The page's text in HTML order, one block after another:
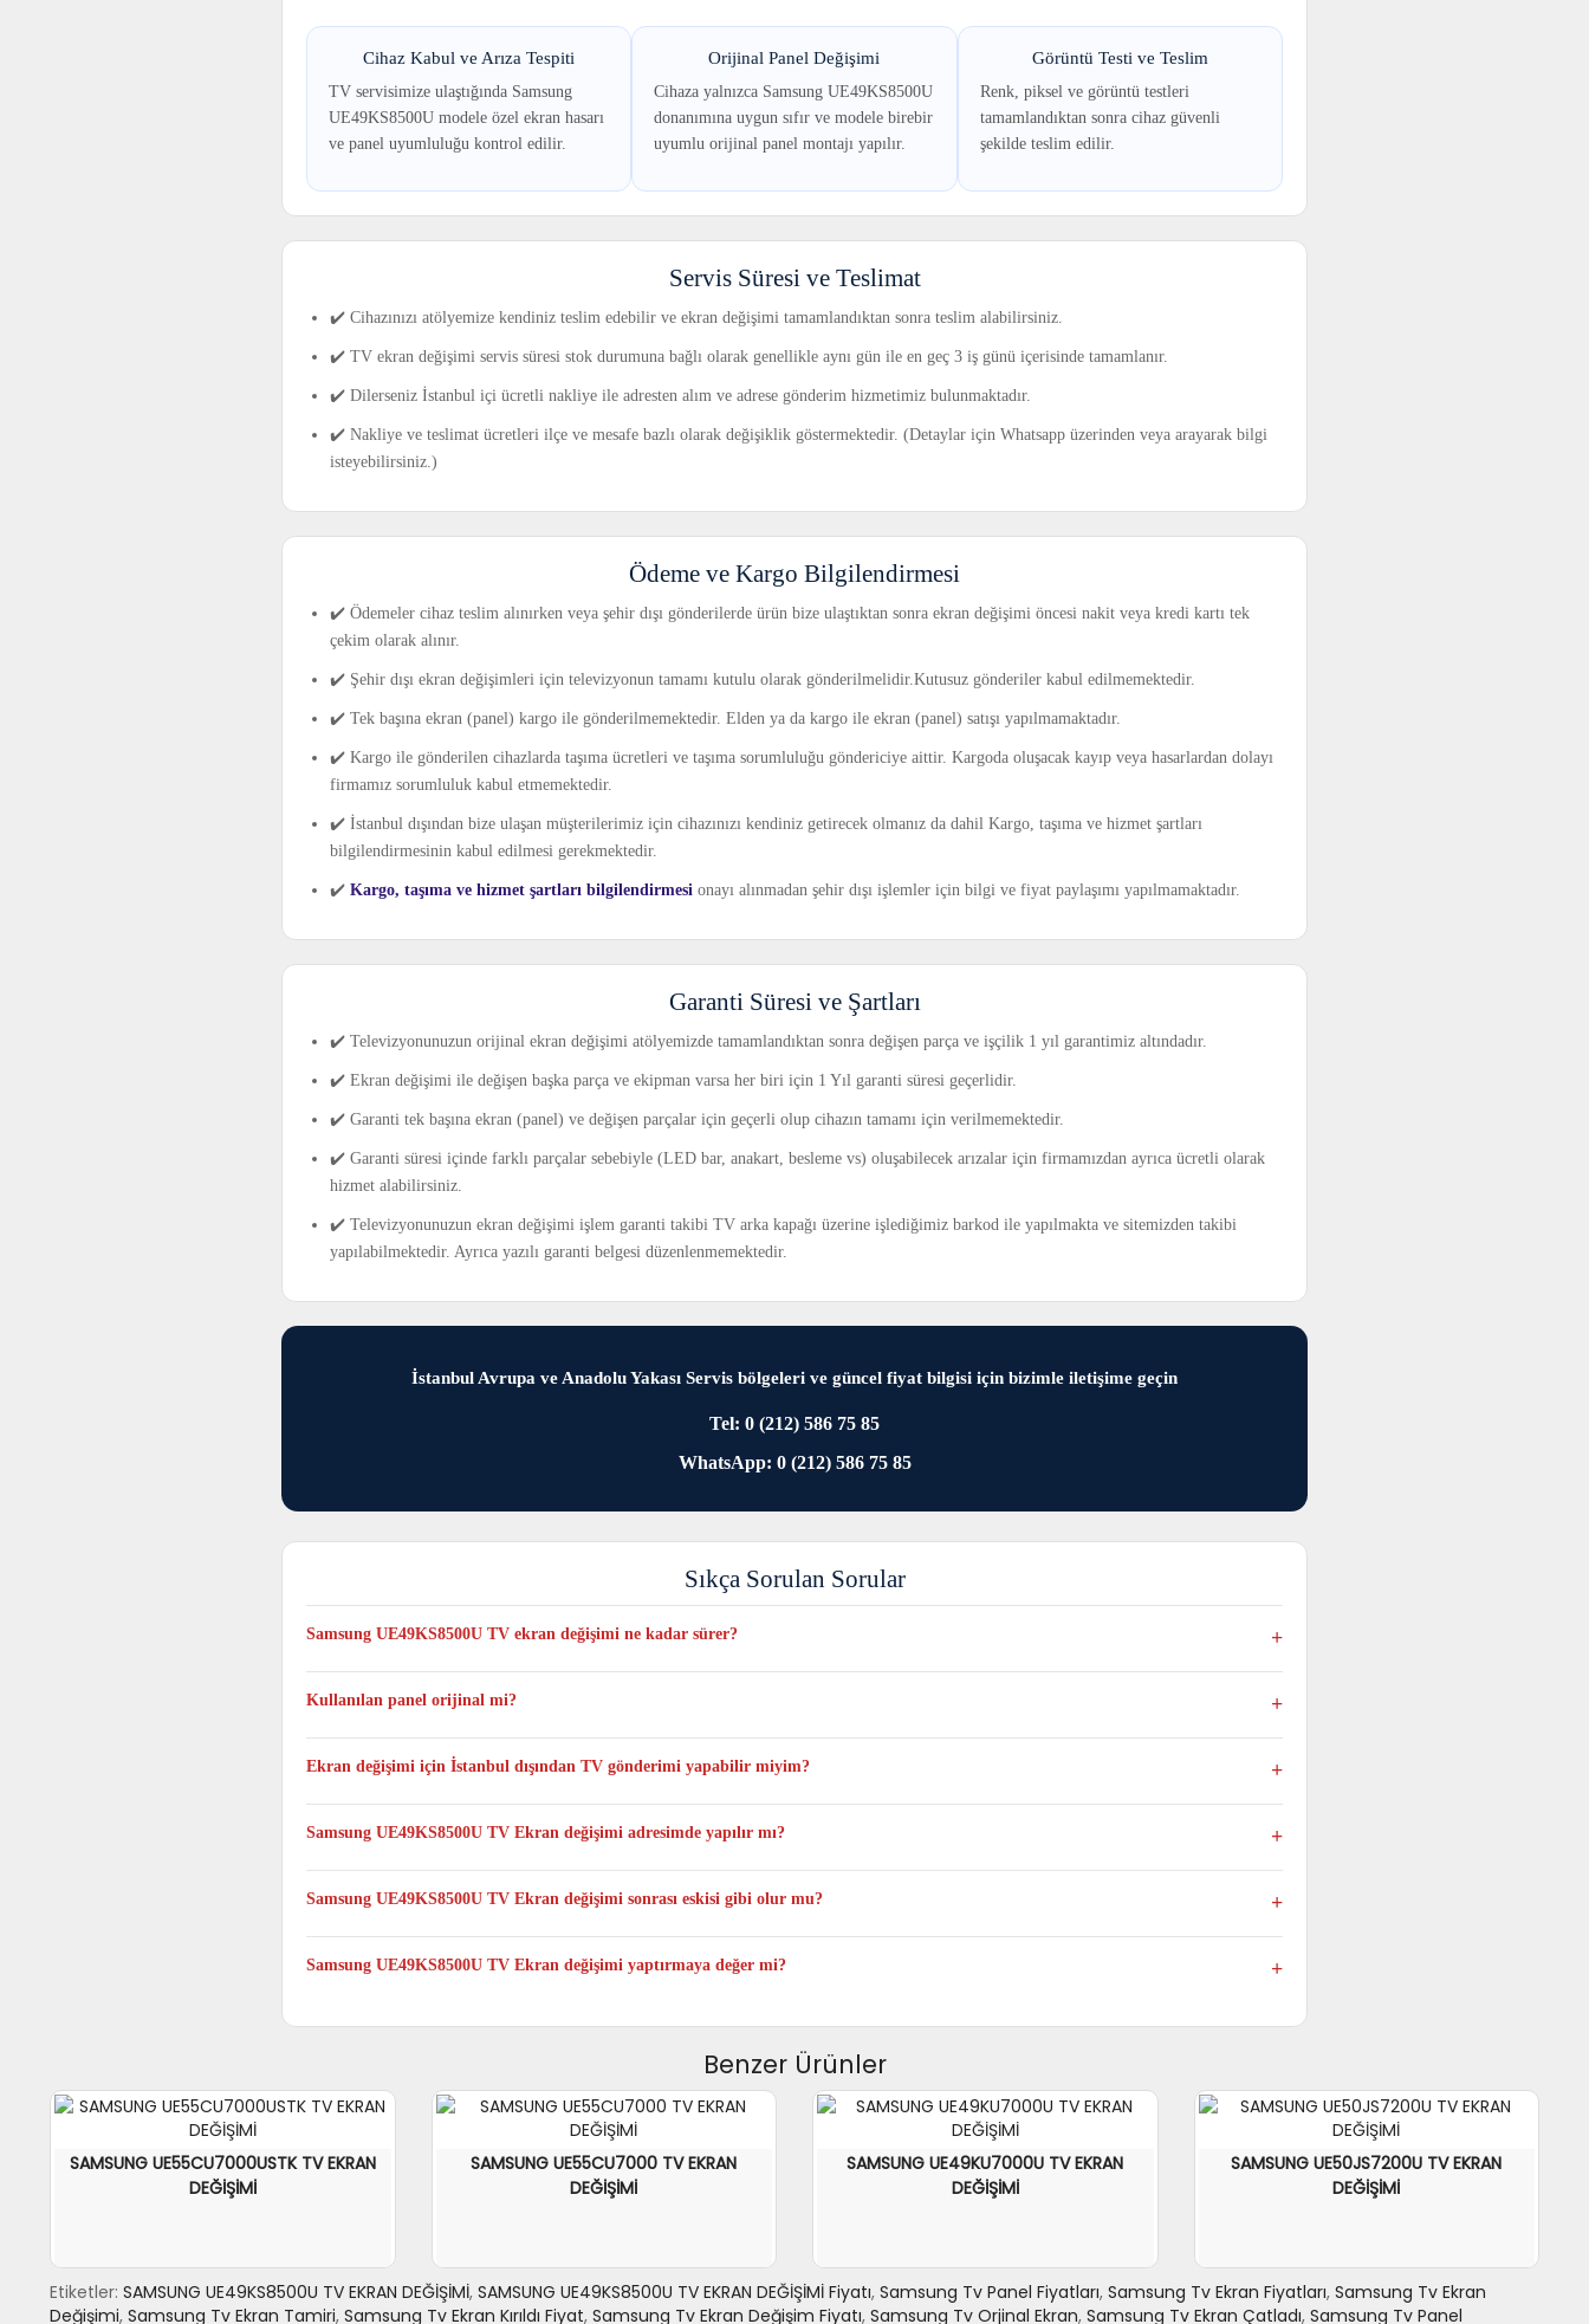
Cihaz Kabul ve Arıza Tespiti
TV servisimize ulaştığında Samsung
UE49KS8500U modele özel ekran hasarı
ve panel uyumluluğu kontrol edilir.
Orijinal Panel Değişimi
Cihaza yalnızca Samsung UE49KS8500U
donanımına uygun sıfır ve modele birebir
uyumlu orijinal panel montajı yapılır.
Görüntü Testi ve Teslim
Renk, piksel ve görüntü testleri
tamamlandıktan sonra cihaz güvenli
şekilde teslim edilir.
Servis Süresi ve Teslimat
✔️ Cihazınızı atölyemize kendiniz teslim edebilir ve ekran değişimi tamamlandıktan sonra teslim alabilirsiniz.
✔️ TV ekran değişimi servis süresi stok durumuna bağlı olarak genellikle aynı gün ile en geç 3 iş günü içerisinde tamamlanır.
✔️ Dilerseniz İstanbul içi ücretli nakliye ile adresten alım ve adrese gönderim hizmetimiz bulunmaktadır.
✔️ Nakliye ve teslimat ücretleri ilçe ve mesafe bazlı olarak değişiklik göstermektedir. (Detaylar için Whatsapp üzerinden veya arayarak bilgi
isteyebilirsiniz.)
Ödeme ve Kargo Bilgilendirmesi
✔️ Ödemeler cihaz teslim alınırken veya şehir dışı gönderilerde ürün bize ulaştıktan sonra ekran değişimi öncesi nakit veya kredi kartı tek
çekim olarak alınır.
✔️ Şehir dışı ekran değişimleri için televizyonun tamamı kutulu olarak gönderilmelidir.Kutusuz gönderiler kabul edilmemektedir.
✔️ Tek başına ekran (panel) kargo ile gönderilmemektedir. Elden ya da kargo ile ekran (panel) satışı yapılmamaktadır.
✔️ Kargo ile gönderilen cihazlarda taşıma ücretleri ve taşıma sorumluluğu göndericiye aittir. Kargoda oluşacak kayıp veya hasarlardan dolayı
firmamız sorumluluk kabul etmemektedir.
✔️ İstanbul dışından bize ulaşan müşterilerimiz için cihazınızı kendiniz getirecek olmanız da dahil Kargo, taşıma ve hizmet şartları
bilgilendirmesinin kabul edilmesi gerekmektedir.
✔️ Kargo, taşıma ve hizmet şartları bilgilendirmesi onayı alınmadan şehir dışı işlemler için bilgi ve fiyat paylaşımı yapılmamaktadır.
Garanti Süresi ve Şartları
✔️ Televizyonunuzun orijinal ekran değişimi atölyemizde tamamlandıktan sonra değişen parça ve işçilik 1 yıl garantimiz altındadır.
✔️ Ekran değişimi ile değişen başka parça ve ekipman varsa her biri için 1 Yıl garanti süresi geçerlidir.
✔️ Garanti tek başına ekran (panel) ve değişen parçalar için geçerli olup cihazın tamamı için verilmemektedir.
✔️ Garanti süresi içinde farklı parçalar sebebiyle (LED bar, anakart, besleme vs) oluşabilecek arızalar için firmamızdan ayrıca ücretli olarak
hizmet alabilirsiniz.
✔️ Televizyonunuzun ekran değişimi işlem garanti takibi TV arka kapağı üzerine işlediğimiz barkod ile yapılmakta ve sitemizden takibi
yapılabilmektedir. Ayrıca yazılı garanti belgesi düzenlenmemektedir.
İstanbul Avrupa ve Anadolu Yakası Servis bölgeleri ve güncel fiyat bilgisi için bizimle iletişime geçin
Tel: 0 (212) 586 75 85
WhatsApp: 0 (212) 586 75 85
Sıkça Sorulan Sorular
Samsung UE49KS8500U TV ekran değişimi ne kadar sürer?
Genellikle aynı gün tamamlanır, yoğunluğa ve anlık stok durumuna bağlı olarak en fazla 1 veya 3 iş günü sürebilir
Kullanılan panel orijinal mi?
Evet. Samsung UE49KS8500U TV modeli için yalnızca bu modele uygun orijinal ve sıfır paneller kullanılmaktadır.
Ekran değişimi için İstanbul dışından TV gönderimi yapabilir miyim?
Evet. Taşıma ücret ve sorumluluğu tarafınıza ait olacak şekilde televizyonun tamamını kutulu şekilde kargo ile gönderebilir ve alabilirsiniz.
Samsung UE49KS8500U TV Ekran değişimi adresimde yapılır mı?
Hayır. TV Panel değişimi yalnızca atölye ortamında yapılmaktadır.
Samsung UE49KS8500U TV Ekran değişimi sonrası eskisi gibi olur mu?
Evet. Samsung UE49KS8500U model TV Panel değişimi yapıldıktan sonra televizyonunuz ilk günkü performansıyla çalışmaya devam eder.
Samsung UE49KS8500U TV Ekran değişimi yaptırmaya değer mi?
ekran değişimi yaptırmaya değer.
Benzer Ürünler
SAMSUNG UE55CU7000USTK TV EKRAN
DEĞİŞİMİ
SAMSUNG UE55CU7000 TV EKRAN
DEĞİŞİMİ
SAMSUNG UE49KU7000U TV EKRAN
DEĞİŞİMİ
SAMSUNG UE50JS7200U TV EKRAN
DEĞİŞİMİ
Etiketler: SAMSUNG UE49KS8500U TV EKRAN DEĞİŞİMİ, SAMSUNG UE49KS8500U TV EKRAN DEĞİŞİMİ Fiyatı, Samsung Tv Panel Fiyatları, Samsung Tv Ekran Fiyatları, Samsung Tv Ekran
Değişimi, Samsung Tv Ekran Tamiri, Samsung Tv Ekran Kırıldı Fiyat, Samsung Tv Ekran Değişim Fiyatı, Samsung Tv Orjinal Ekran, Samsung Tv Ekran Çatladı, Samsung Tv Panel